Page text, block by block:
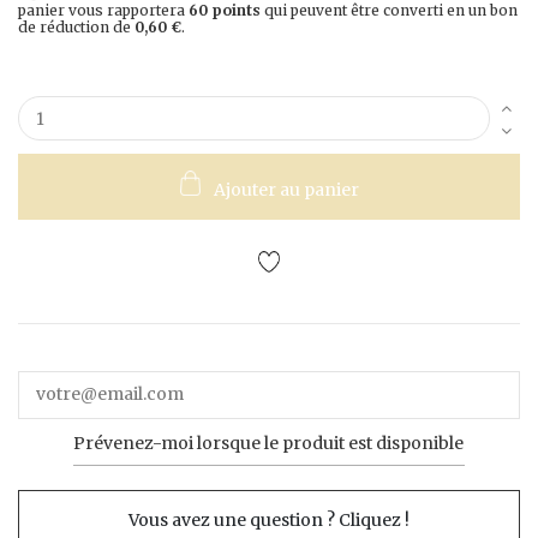
panier vous rapportera 60 points qui peuvent être converti en un bon
de réduction de 0,60 €.
Ajouter au panier
Prévenez-moi lorsque le produit est disponible
Vous avez une question ? Cliquez !